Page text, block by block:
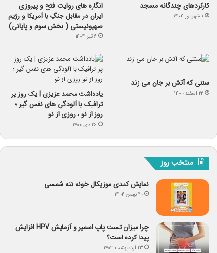
کارکردهای چندگانه مسجد
۱ شهریور ۱۴۰۴
انگاره های روایت فتح و پیروزی
ایران در مقابل جنگِ با آمریکا و رژیم
صهیونیستی ( بخش سوم و پایانی)
۶ تیر ۱۴۰۴
سنتی که آتش بر جان می زند
۲۲ اسفند ۱۴۰۰
یادداشت محمد عزیزی | یک روز پر
ترافیک با آلودگی های نفس گیر ؛
روز از نو ، روزی از نو
۲۶ دی ۱۴۰۰
منتخب روز
نمایش کمدی موزیکال خونه ننه شمسی
۲۰ بهمن ۱۴۰۳
چرا میزان تست پاپ اسمیر و آزمایش HPV افزایش
پیدا کرده است؟
۲۳ اردیبهشت ۱۴۰۳